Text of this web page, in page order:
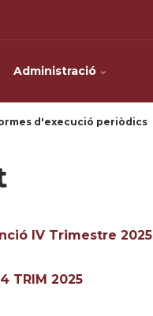
Administració
d'execució periòdics
IV Trimestre 2025
4 TRIM 2025